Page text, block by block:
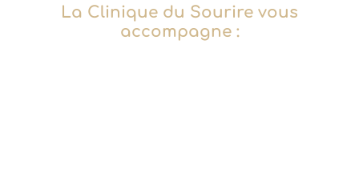
La Clinique du Sourire vous
accompagne :